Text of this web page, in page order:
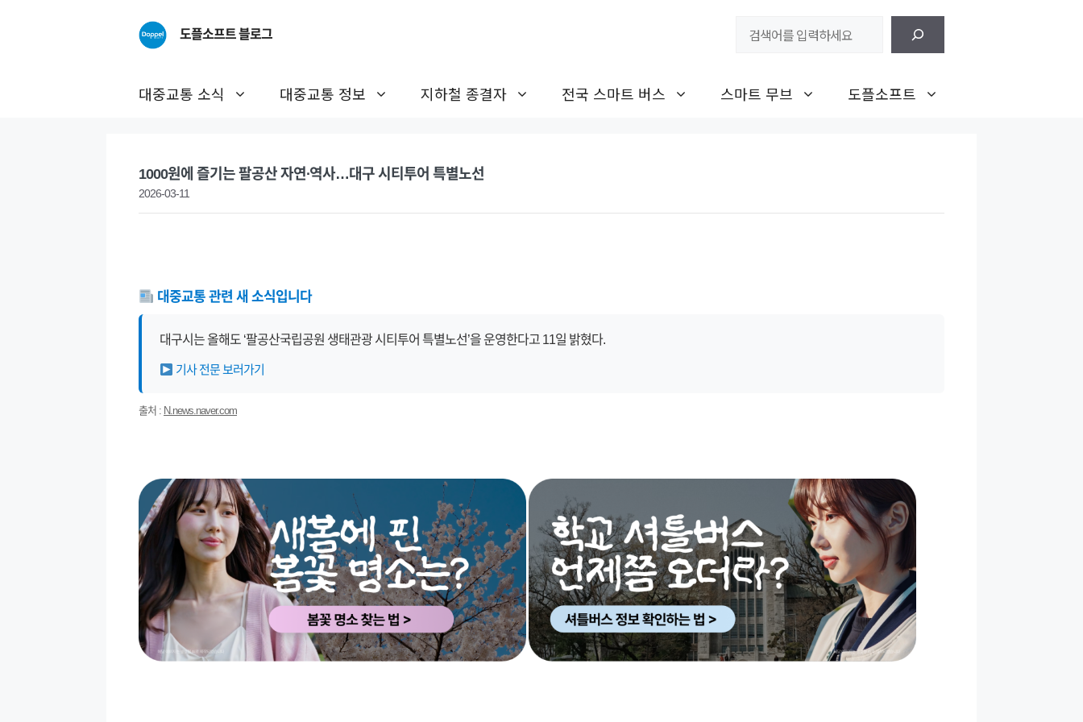
도플소프트 블로그
대중교통 소식 대중교통 정보 지하철 종결자 전국 스마트 버스 스마트 무브 도플소프트
1000원에 즐기는 팔공산 자연∙역사…대구 시티투어 특별노선
2026-03-11
대중교통 관련 새 소식입니다
대구시는 올해도 ‘팔공산국립공원 생태관광 시티투어 특별노선’을 운영한다고 11일 밝혔다.
기사 전문 보러가기
출처 : N.news.naver.com